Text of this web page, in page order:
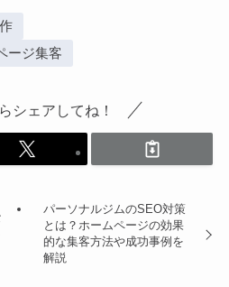
ージ集客
シェアしてね！
パーソナルジムのSEO対策
とは？ホームページの効果
的な集客方法や成功事例を
解説